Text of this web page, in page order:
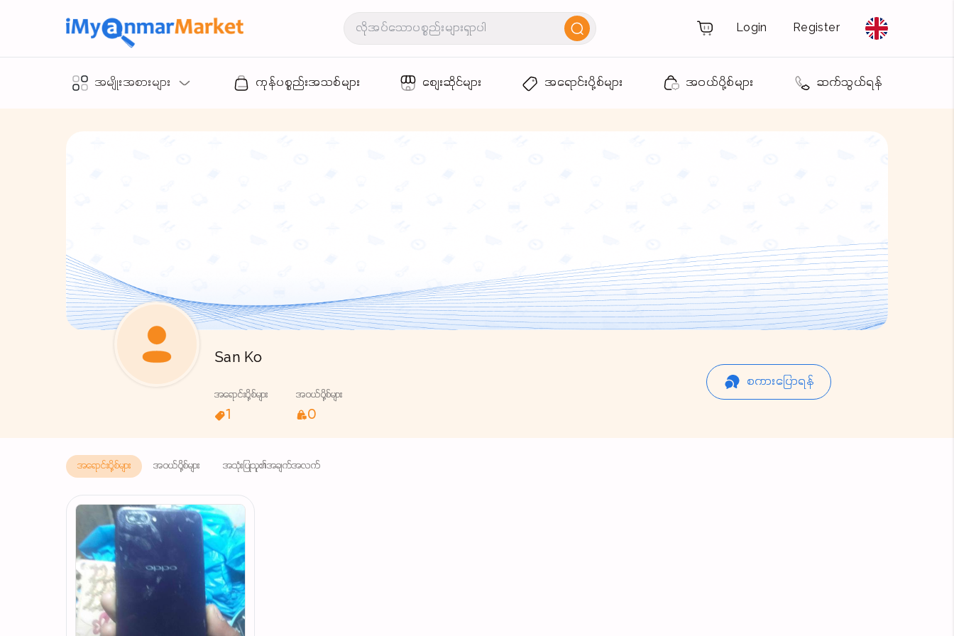
Login Register
အမျိုးအစားများ ကုန်ပစ္စည်းအသစ်များ စျေးဆိုင်များ အရောင်းပို့စ်များ အဝယ်ပို့စ်များ ဆက်သွယ်ရန်
San Ko
အရောင်းပို့စ်များ
1
အဝယ်ပို့စ်များ
0
စကားပြောရန်
အရောင်းပို့စ်များ အဝယ်ပို့စ်များ အသုံးပြုသူ၏အချက်အလက်